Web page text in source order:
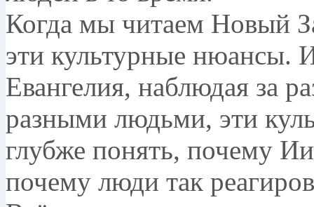
Когда мы читаем Новый
эти культурные нюансы.
Евангелия, наблюдая за
разными людьми, эти
глубже понять, почему
почему люди так